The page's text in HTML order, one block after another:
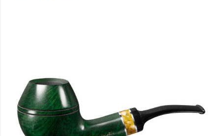
Prodej pouze osobám starších 18-ti let! Sametově matný, ručně voskovaný
povrch dýmky vám pak dává především pocítit, jak příjemné je mít ji v ruce.